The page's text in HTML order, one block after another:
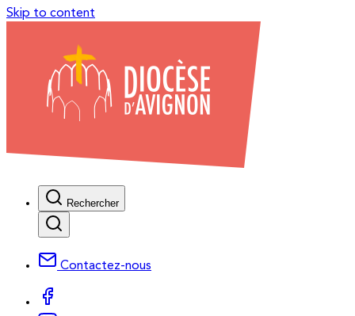
Skip to content
Rechercher
Contactez-nous